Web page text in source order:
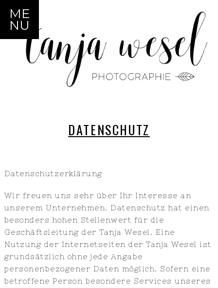
ME
NU
DATENSCHUTZ
Datenschutzerklärung
Wir freuen uns sehr über Ihr Interesse an
unserem Unternehmen. Datenschutz hat einen
besonders hohen Stellenwert für die
Geschäftsleitung der Tanja Wesel. Eine
Nutzung der Internetseiten der Tanja Wesel ist
grundsätzlich ohne jede Angabe
personenbezogener Daten möglich. Sofern eine
betroffene Person besondere Services unseres